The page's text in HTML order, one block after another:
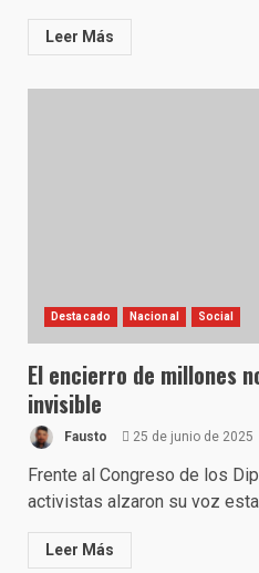
Leer Más
Destacado Nacional Social
El encierro de millones
invisible
Fausto 25 de junio de 2025
Frente al Congreso de los
activistas alzaron su voz
Leer Más